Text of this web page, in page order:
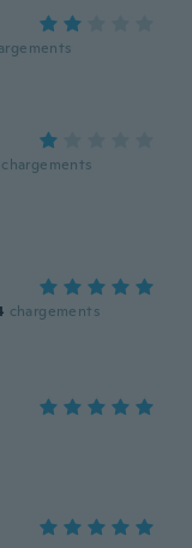
chargements
chargements